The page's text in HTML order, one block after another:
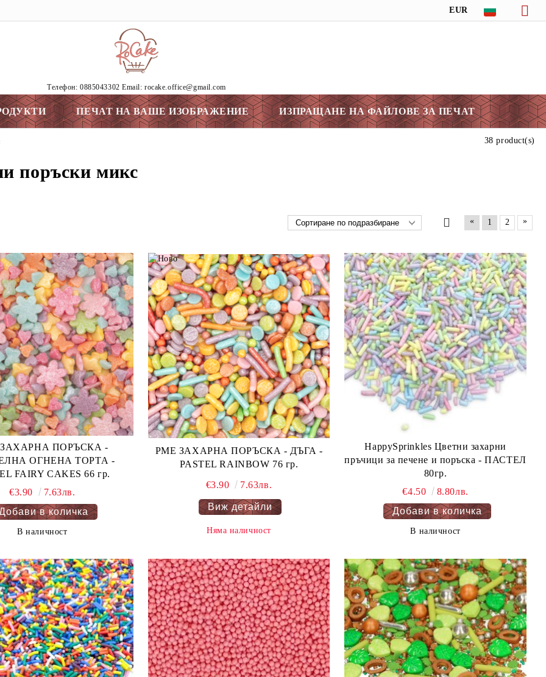
EUR
Tелефон: 0885043302 Email: rocake.office@gmail.com
ПЕЧАТ НА ВАШЕ ИЗОБРАЖЕНИЕ ИЗПРАЩАНЕ НА ФАЙЛОВЕ ЗА ПЕЧАТ
поръски микс
38 product(s)
« 1 2 »
ЗАХАРНА ПОРЪСКА -
ОГНЕНА ТОРТА -
PASTEL FAIRY CAKES 66 гр.
€3.90
7.63лв.
В наличност
PME ЗАХАРНА ПОРЪСКА - ДЪГА -
PASTEL RAINBOW 76 гр.
€3.90
7.63лв.
Виж детайли
Няма наличност
HappySprinkles Цветни захарни
пръчици за печене и поръска - ПАСТЕЛ
80гр.
€4.50
8.80лв.
В наличност